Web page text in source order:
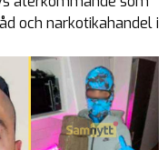
och narkotikahandel i